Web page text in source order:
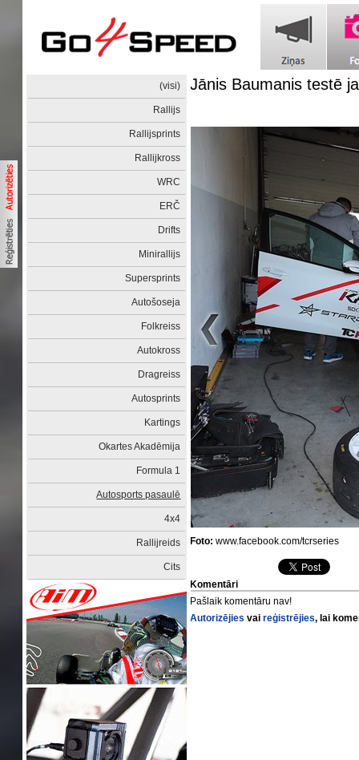
(visi)
Rallijs
Rallijsprints
Rallijkross
WRC
ERČ
Drifts
Minirallijs
Supersprints
Autošoseja
Folkreiss
Autokross
Dragreiss
Autosprints
Kartings
Okartes Akadēmija
Formula 1
Autosports pasaulē
4x4
Rallijreids
Cits
Jānis Baumanis testē
Foto: www.facebook.com/tcrseries
Komentāri
Pašlaik komentāru nav!
Autorizējies vaireģistrējies, lai